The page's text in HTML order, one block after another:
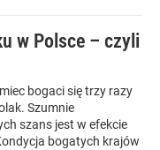
w Polsce – czyli
bogaci się trzy razy
Szumnie
szans jest w efekcie
bogatych krajów